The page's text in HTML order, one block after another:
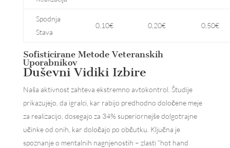
Spodnja
Stava
0,10€ 0,20€ 0,50€
Sofisticirane Metode Veteranskih
Uporabnikov
Duševni Vidiki Izbire
Naša aktivnost zahteva ekstremno avtokontrol. Študije
prikazujejo, da igralci, kar rabijo predhodno določene meje
za realizacijo, dosegajo za 34% superiornejše dolgotrajne
učinke od onih, kar določajo po občutku. Ključna je
spoznanje o mentalnih nagnjenostih – zlasti ”hot hand